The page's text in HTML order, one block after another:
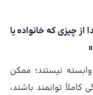
چیزی که خانواده یا
وابسته نیستند؛ ممکن
توانمند باشند،